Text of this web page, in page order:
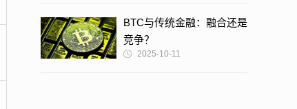
BTC与传统金融：融合还是
竞争？
2025-10-11